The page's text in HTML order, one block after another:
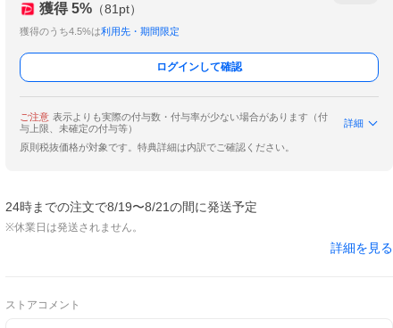
獲得 5% （81 pt）
獲得のうち4.5%は利用先・期間限定
ログインして確認
ご注意 表示よりも実際の付与数・付与率が少ない場合があります（付
与上限、未確定の付与等）
詳細
原則税抜価格が対象です。特典詳細は内訳でご確認ください。
24時までの注文で8/19〜8/21の間に発送予定
※休業日は発送されません。
詳細を見る
ストアコメント